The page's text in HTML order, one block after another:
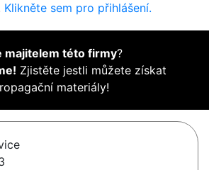
Klikněte sem pro přihlášení.
majitelem této firmy?
Zjistěte jestli můžete získat
materiály!